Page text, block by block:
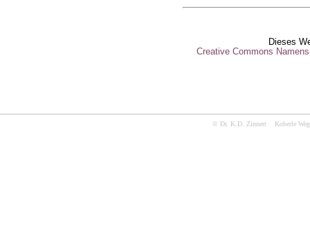
Dieses
Creative Commons
© Dr. K.D. Zinnert Koberle